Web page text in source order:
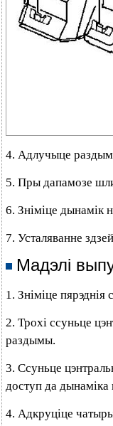
4. Адлучыце
5. Пры дапамозе
6. Зніміце дынамік
7. Усталяванне
Мадэлі
1. Зніміце пярэднія
2. Трохі ссуньце
раздымы.
3. Ссуньце
доступ да дынаміка
4. Адкруціце